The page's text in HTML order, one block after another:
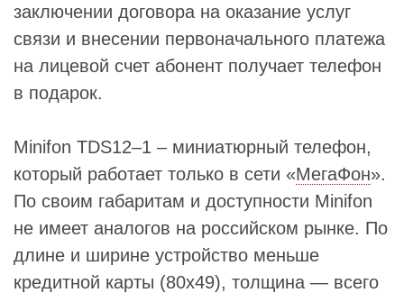
заключении договора на оказание услуг
связи и внесении первоначального платежа
на лицевой счет абонент получает телефон
в подарок.
Minifon TDS12–1 – миниатюрный телефон,
который работает только в сети «МегаФон».
По своим габаритам и доступности Minifon
не имеет аналогов на российском рынке. По
длине и ширине устройство меньше
кредитной карты (80х49), толщина — всего